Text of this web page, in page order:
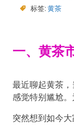
标签:黄茶
一、黄茶
最近聊起黄茶
感觉特别尴尬
突然想到如今